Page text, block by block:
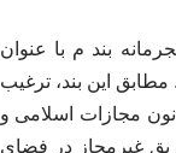
مجرمانه بند م با عنوان
این بند، ترغیب
شکار و صید جانوران وحشی بدون پروانه در فضای مجازی (موضوع بند الف ماده ۱۲۶ قانون مجازات اسلامی و
غیرمجاز در فضای